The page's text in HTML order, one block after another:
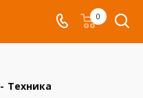
0
- Техника